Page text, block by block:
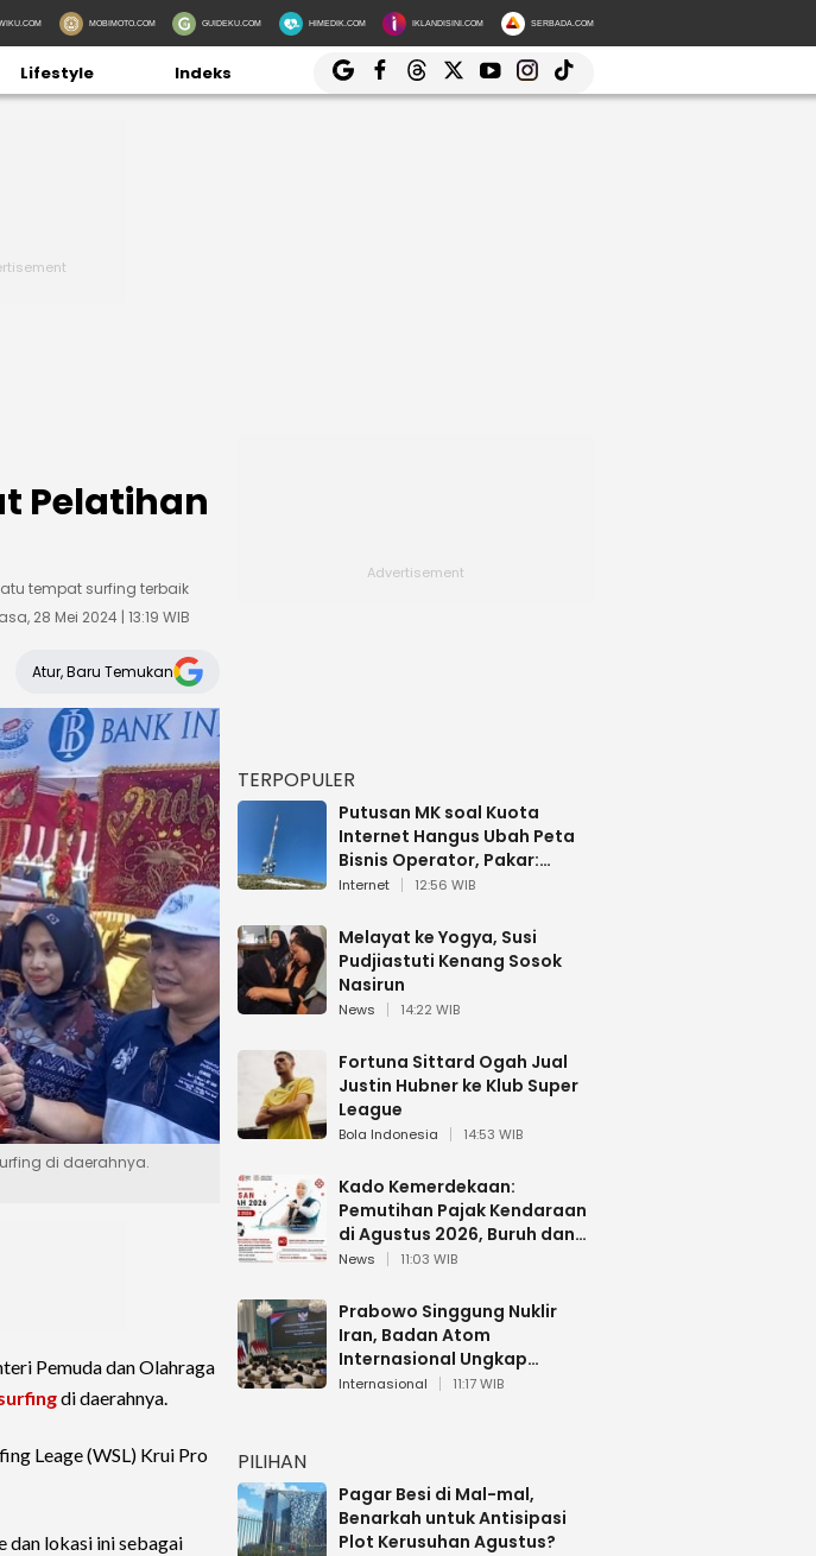
MOBIMOTO.COM GUIDEKU.COM HIMEDIK.COM IKLANDISINI.COM SERBADA.COM
Lifestyle Indeks
Pelatihan
tempat surfing terbaik
28 Mei 2024 | 13:19 WIB
Atur, Baru Temukan
di daerahnya.
Pemuda dan Olahraga
di daerahnya.
Leage (WSL) Krui Pro
dan lokasi ini sebagai
TERPOPULER
Putusan MK soal Kuota
Internet Hangus Ubah Peta
Bisnis Operator, Pakar:
Paket Data Bakal Berubah
Internet 12:56 WIB
Melayat ke Yogya, Susi
Pudjiastuti Kenang Sosok
Nasirun
News 14:22 WIB
Fortuna Sittard Ogah Jual
Justin Hubner ke Klub Super
League
Bola Indonesia 14:53 WIB
Kado Kemerdekaan:
Pemutihan Pajak Kendaraan
di Agustus 2026, Buruh dan
Ojol Dapat Diskon Khusus
News 11:03 WIB
Prabowo Singgung Nuklir
Iran, Badan Atom
Internasional Ungkap
Faktanya
Internasional 11:17 WIB
PILIHAN
Pagar Besi di Mal-mal,
Benarkah untuk Antisipasi
Plot Kerusuhan Agustus?